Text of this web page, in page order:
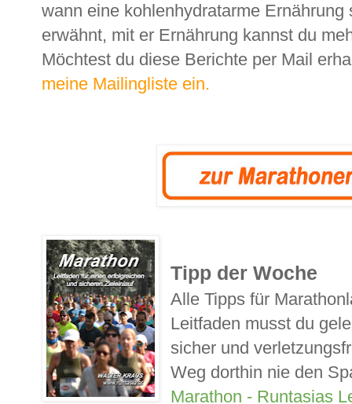
wann eine kohlenhydratarme
erwähnt, mit er Ernährung kannst du
Möchtest du diese Berichte per Mail
meine Mailingliste ein.
Tipp der Woche
Alle Tipps für
Leitfaden musst du
sicher und
Weg dorthin nie den
Marathon - Runtasias